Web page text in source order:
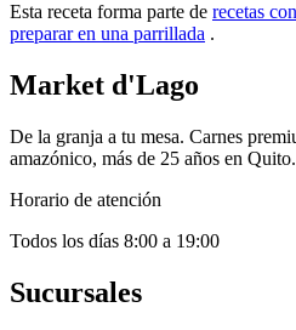
Esta receta forma parte de recetas
preparar en una parrillada .
Market d'Lago
De la granja a tu mesa. Carnes
amazónico, más de 25 años en Quito.
Horario de atención
Todos los días 8:00 a 19:00
Sucursales